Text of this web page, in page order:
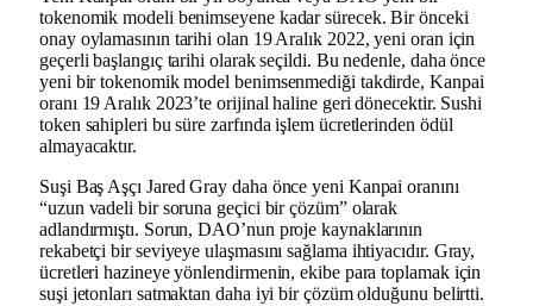
tokenomik modeli benimseyene kadar sürecek. Bir önceki
onay oylamasının tarihi olan 19 Aralık 2022, yeni oran için
geçerli başlangıç tarihi olarak seçildi. Bu nedenle, daha önce
yeni bir tokenomik model benimsenmediği takdirde, Kanpai
oranı 19 Aralık 2023’te orijinal haline geri dönecektir. Sushi
token sahipleri bu süre zarfında işlem ücretlerinden ödül
almayacaktır.
Suşi Baş Aşçı Jared Gray daha önce yeni Kanpai oranını
“uzun vadeli bir soruna geçici bir çözüm” olarak
adlandırmıştı. Sorun, DAO’nun proje kaynaklarının
rekabetçi bir seviyeye ulaşmasını sağlama ihtiyacıdır. Gray,
ücretleri hazineye yönlendirmenin, ekibe para toplamak için
suşi jetonları satmaktan daha iyi bir çözüm olduğunu belirtti.